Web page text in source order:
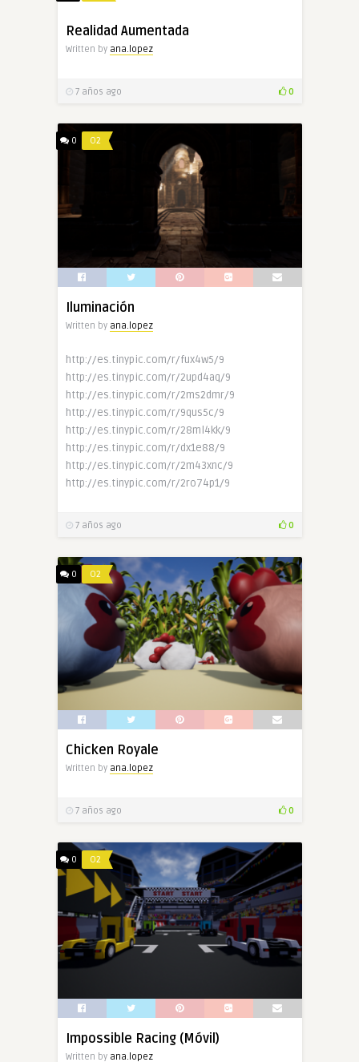
Realidad Aumentada
Written by ana.lopez
7 años ago 0
0 O2
Iluminación
Written by ana.lopez
http://es.tinypic.com/r/fux4w5/9
http://es.tinypic.com/r/2upd4aq/9
http://es.tinypic.com/r/2ms2dmr/9
http://es.tinypic.com/r/9qus5c/9
http://es.tinypic.com/r/28ml4kk/9
http://es.tinypic.com/r/dx1e88/9
http://es.tinypic.com/r/2m43xnc/9
http://es.tinypic.com/r/2ro74p1/9
7 años ago 0
0 O2
Chicken Royale
Written by ana.lopez
7 años ago 0
0 O2
Impossible Racing (Móvil)
Written by ana.lopez